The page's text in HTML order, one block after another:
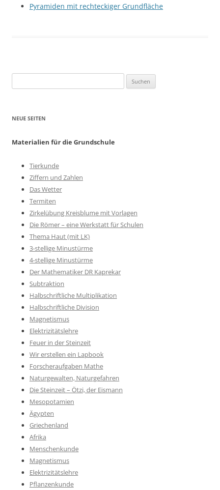
Pyramiden mit rechteckiger Grundfläche
nach:
NEUE SEITEN
Materialien für die Grundschule
Tierkunde
Ziffern und Zahlen
Das Wetter
Termiten
Zirkelübung Kreisblume mit Vorlagen
Die Römer – eine Werkstatt für Schulen
Thema Haut (mit LK)
3-stellige Minustürme
4-stellige Minustürme
Der Mathematiker DR Kaprekar
Subtraktion
Halbschriftliche Multiplikation
Halbschriftliche Division
Magnetismus
Elektrizitätslehre
Feuer in der Steinzeit
Wir erstellen ein Lapbook
Forscheraufgaben Mathe
Naturgewalten, Naturgefahren
Die Steinzeit – Ötzi, der Eismann
Mesopotamien
Ägypten
Griechenland
Afrika
Menschenkunde
Magnetismus
Elektrizitätslehre
Pflanzenkunde